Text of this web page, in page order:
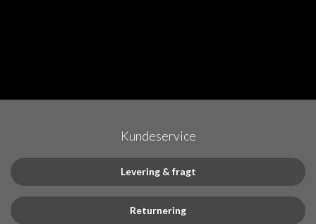
Kundeservice
Levering & fragt
Returnering